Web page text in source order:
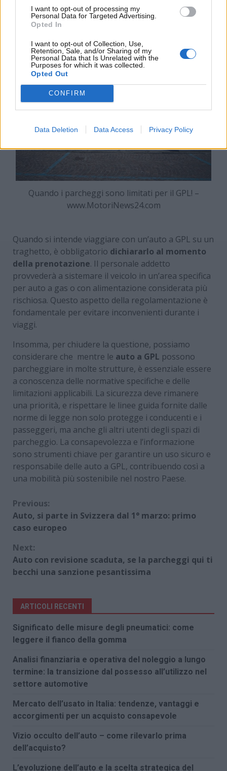
I want to opt-out of processing my
Personal Data for Targeted Advertising.
Opted In
I want to opt-out of Collection, Use,
Retention, Sale, and/or Sharing of my
Personal Data that Is Unrelated with the
Purposes for which it was collected.
Opted Out
CONFIRM
Data Deletion Data Access Privacy Policy
Inoltre, è responsabilità dei gestori delle
autorimesse esporre segnaletica adeguata che
Quando i parcheggi sono limitati per il GPL! –
www.MotoriNews24.com
Quando si intende viaggiare con un’auto a GPL su un
traghetto, è obbligatorio dichiararlo al momento
della prenotazione. Il personale addetto
provvederà a sistemare il veicolo in un’area specifica
per auto a gas o con alimentazione considerata più
rischiosa. Questo aspetto della regolamentazione è
fondamentale per evitare inconvenienti durante i
viaggi.
Insomma, per chiudere la questione, possiamo
considerare che mentre le auto a GPL possono
parcheggiare in molte strutture, è essenziale essere
a conoscenza delle normative specifiche e delle
limitazioni applicabili. La sicurezza deve rimanere
una priorità, e rispettare le linee guida fornite dalle
norme di legge non solo protegge i conducenti e i
passeggeri, ma anche gli altri utenti degli spazi di
parcheggio. La consapevolezza e l’informazione
sono strumenti chiave per garantire un uso sicuro e
responsabile delle auto a GPL, contribuendo così a
una mobilità più sostenibile nel nostro Paese.
Continue
Reading
Previous:
Auto, si parte in Svizzera dal 1° marzo: primo
caso europeo
Next:
Auto con revisione scaduta, se la parcheggi qui ti
becchi una sanzione pesantissima
ARTICOLI RECENTI
Significato delle misure degli pneumatici: come
leggere il fianco della gomma
Analisi finanziaria e operativa del noleggio a lungo
termine: la transizione dal possesso all’utilizzo nel
settore automotive
Mercato dell’usato in Italia: tendenze, vantaggi e
accorgimenti per un acquisto consapevole
Vizio occulto dell’auto – come rilevarlo prima
dell’acquisto?
L’evoluzione dell’auto e la scelta strategica del